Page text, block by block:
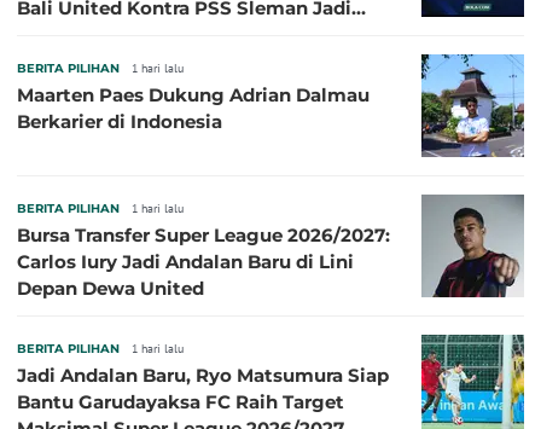
Bali United Kontra PSS Sleman Jadi
BERITA PILIHAN 1 hari lalu
Maarten Paes Dukung Adrian Dalmau
Berkarier di Indonesia
BERITA PILIHAN 1 hari lalu
Bursa Transfer Super League 2026/2027:
Carlos Iury Jadi Andalan Baru di Lini
Depan Dewa United
BERITA PILIHAN 1 hari lalu
Jadi Andalan Baru, Ryo Matsumura Siap
Bantu Garudayaksa FC Raih Target